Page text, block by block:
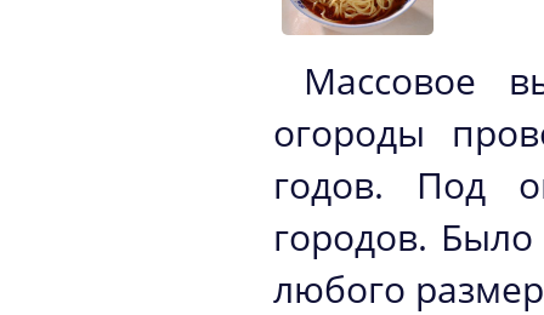
Массовое
огороды
годов. Под
городов.
любого